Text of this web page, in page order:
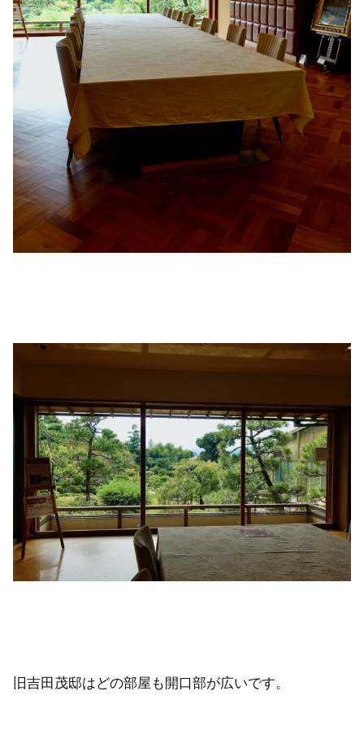
旧吉田茂邸はどの部屋も開口部が広いです。